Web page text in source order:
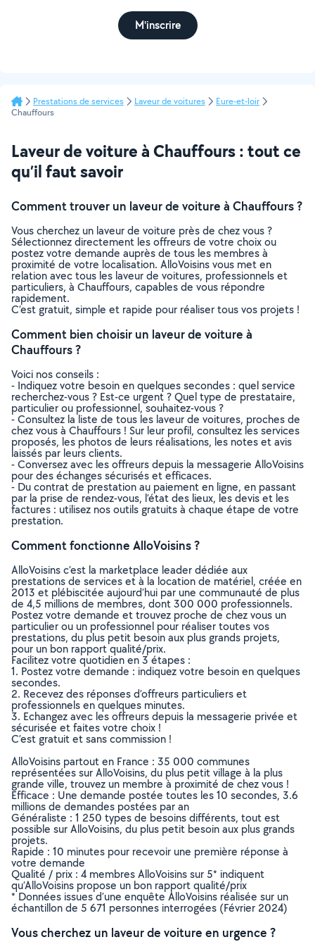
M'inscrire
Prestations de services Laveur de voitures
Eure-et-loir
Chauffours
Laveur de voiture à Chauffours : tout ce
qu’il faut savoir
Comment trouver un laveur de voiture à Chauffours ?
Vous cherchez un laveur de voiture près de chez vous ?
Sélectionnez directement les offreurs de votre choix ou
postez votre demande auprès de tous les membres à
proximité de votre localisation. AlloVoisins vous met en
relation avec tous les laveur de voitures, professionnels et
particuliers, à Chauffours, capables de vous répondre
rapidement.
C’est gratuit, simple et rapide pour réaliser tous vos projets !
Comment bien choisir un laveur de voiture à
Chauffours ?
Voici nos conseils :
- Indiquez votre besoin en quelques secondes : quel service
recherchez-vous ? Est-ce urgent ? Quel type de prestataire,
particulier ou professionnel, souhaitez-vous ?
- Consultez la liste de tous les laveur de voitures, proches de
chez vous à Chauffours ! Sur leur profil, consultez les services
proposés, les photos de leurs réalisations, les notes et avis
laissés par leurs clients.
- Conversez avec les offreurs depuis la messagerie AlloVoisins
pour des échanges sécurisés et efficaces.
- Du contrat de prestation au paiement en ligne, en passant
par la prise de rendez-vous, l’état des lieux, les devis et les
factures : utilisez nos outils gratuits à chaque étape de votre
prestation.
Comment fonctionne AlloVoisins ?
AlloVoisins c’est la marketplace leader dédiée aux
prestations de services et à la location de matériel, créée en
2013 et plébiscitée aujourd’hui par une communauté de plus
de 4,5 millions de membres, dont 300 000 professionnels.
Postez votre demande et trouvez proche de chez vous un
particulier ou un professionnel pour réaliser toutes vos
prestations, du plus petit besoin aux plus grands projets,
pour un bon rapport qualité/prix.
Facilitez votre quotidien en 3 étapes :
1. Postez votre demande : indiquez votre besoin en quelques
secondes.
2. Recevez des réponses d’offreurs particuliers et
professionnels en quelques minutes.
3. Echangez avec les offreurs depuis la messagerie privée et
sécurisée et faites votre choix !
C’est gratuit et sans commission !
AlloVoisins partout en France : 35 000 communes
représentées sur AlloVoisins, du plus petit village à la plus
grande ville, trouvez un membre à proximité de chez vous !
Efficace : Une demande postée toutes les 10 secondes, 3.6
millions de demandes postées par an
Généraliste : 1 250 types de besoins différents, tout est
possible sur AlloVoisins, du plus petit besoin aux plus grands
projets.
Rapide : 10 minutes pour recevoir une première réponse à
votre demande
Qualité / prix : 4 membres AlloVoisins sur 5* indiquent
qu’AlloVoisins propose un bon rapport qualité/prix
* Données issues d’une enquête AlloVoisins réalisée sur un
échantillon de 5 671 personnes interrogées (Février 2024)
Vous cherchez un laveur de voiture en urgence ?